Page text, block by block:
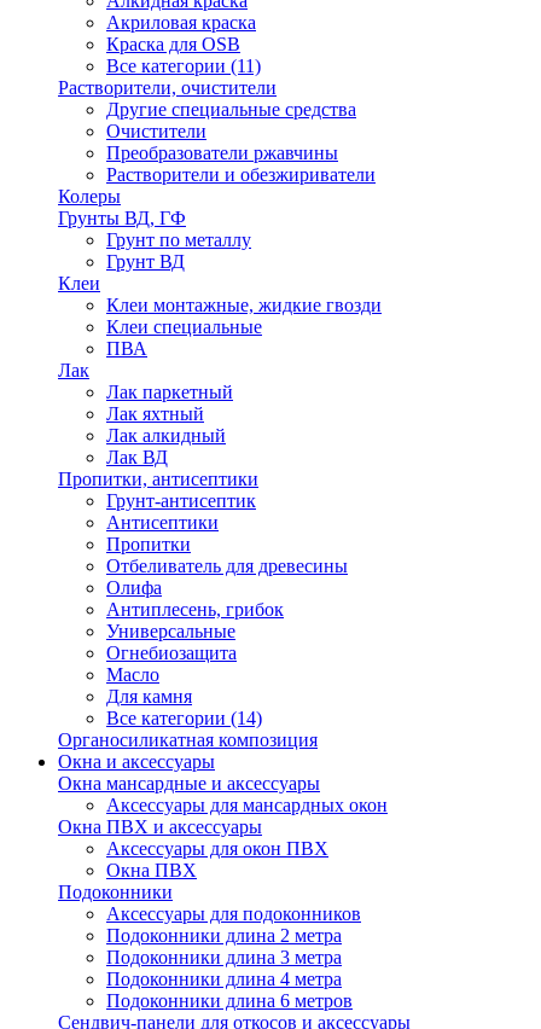
Акриловая краска
Краска для OSB
Все категории (11)
Растворители, очистители
Другие специальные средства
Очистители
Преобразователи ржавчины
Растворители и обезжириватели
Колеры
Грунты ВД, ГФ
Грунт по металлу
Грунт ВД
Клеи
Клеи монтажные, жидкие гвозди
Клеи специальные
ПВА
Лак
Лак паркетный
Лак яхтный
Лак алкидный
Лак ВД
Пропитки, антисептики
Грунт-антисептик
Антисептики
Пропитки
Отбеливатель для древесины
Олифа
Антиплесень, грибок
Универсальные
Огнебиозащита
Масло
Для камня
Все категории (14)
Органосиликатная композиция
Окна и аксессуары
Окна мансардные и аксессуары
Аксессуары для мансардных окон
Окна ПВХ и аксессуары
Аксессуары для окон ПВХ
Окна ПВХ
Подоконники
Аксессуары для подоконников
Подоконники длина 2 метра
Подоконники длина 3 метра
Подоконники длина 4 метра
Подоконники длина 6 метров
Сендвич-панели для откосов и аксессуары